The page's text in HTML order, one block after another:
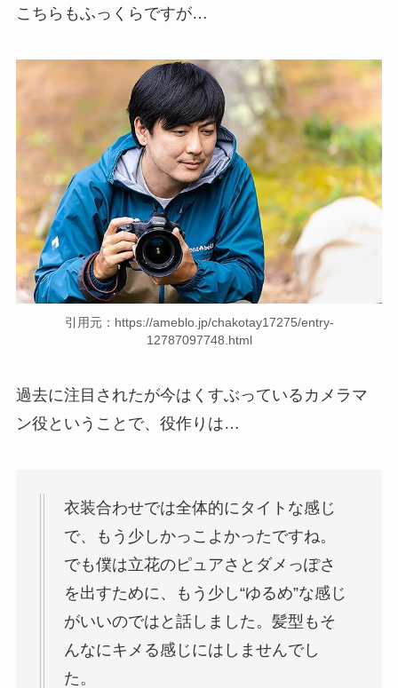
こちらもふっくらですが…
引用元：https://ameblo.jp/chakotay17275/entry-
12787097748.html
過去に注目されたが今はくすぶっているカメラマ
ン役ということで、役作りは…
衣装合わせでは全体的にタイトな感じ
で、もう少しかっこよかったですね。
でも僕は立花のピュアさとダメっぽさ
を出すために、もう少し“ゆるめ”な感じ
がいいのではと話しました。髪型もそ
んなにキメる感じにはしませんでし
た。